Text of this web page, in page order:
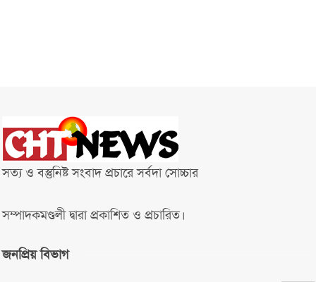
সত্য ও বস্তুনিষ্ট সংবাদ প্রচারে সর্বদা সোচ্চার
সম্পাদকমণ্ডলী দ্বারা প্রকাশিত ও প্রচারিত।
জনপ্রিয় বিভাগ